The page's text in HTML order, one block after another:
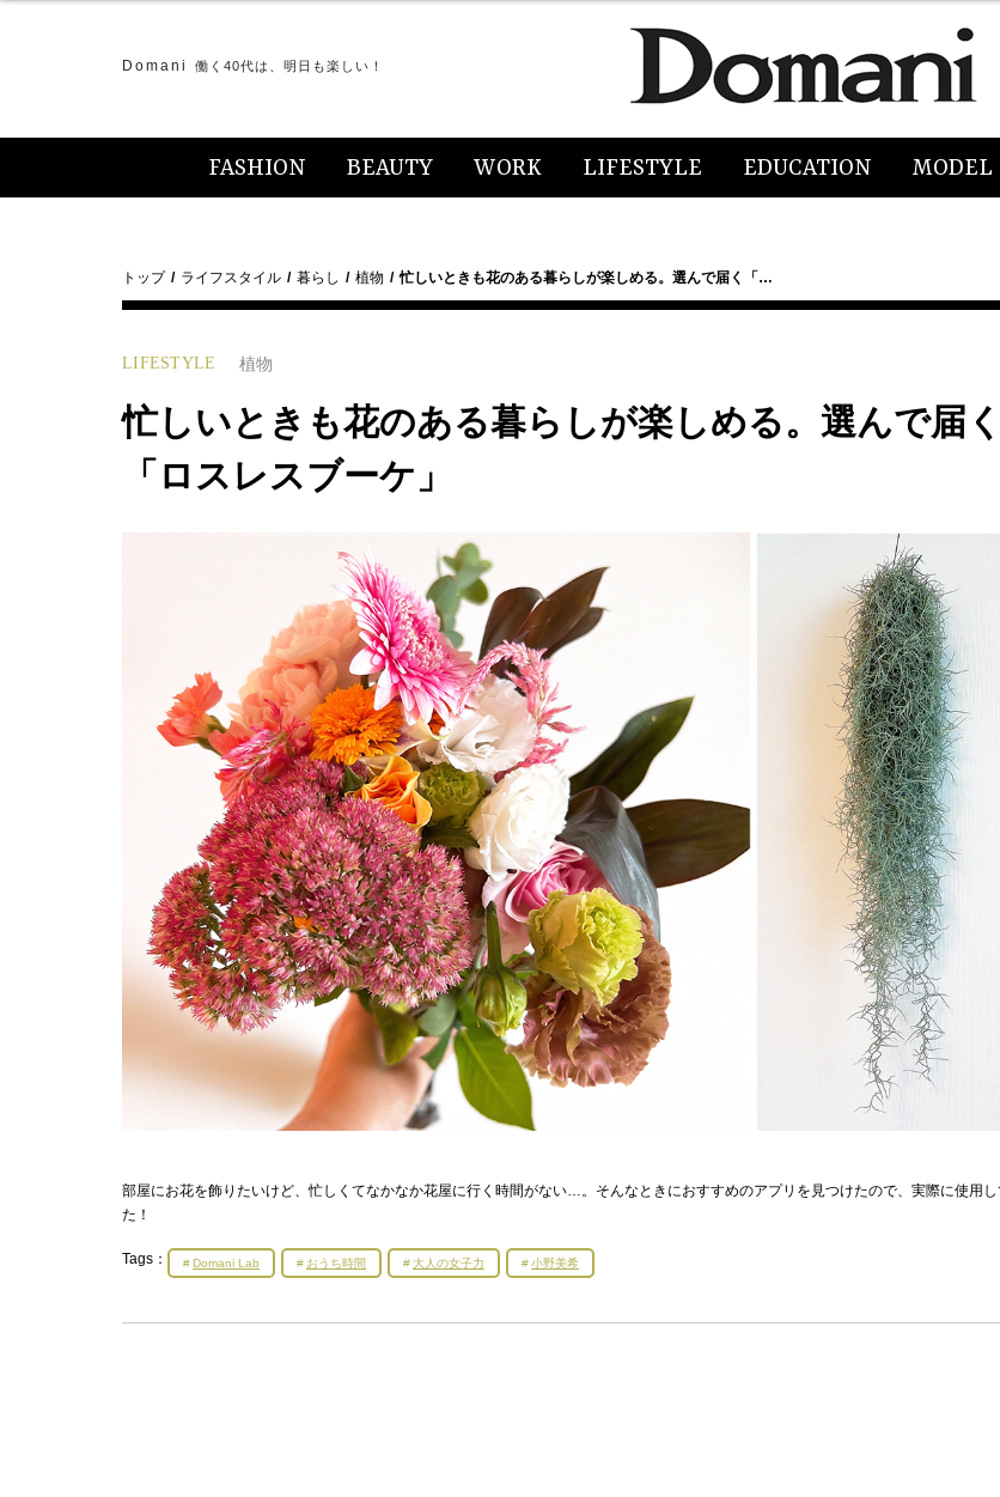
Domani 働く40代は、明日も楽しい！
FASHION BEAUTY WORK LIFESTYLE EDUCATION MODEL
トップ ライフスタイル 暮らし 植物 忙しいときも花のある暮らしが楽しめる。選んで届く「…
LIFESTYLE 植物
忙しいときも花のある暮らしが楽しめる。選んで届く
「ロスレスブーケ」
部屋にお花を飾りたいけど、忙しくてなかなか花屋に行く時間がない…。そんなときにおすすめのアプリを見つけたので、実際に使用し
た！
Tags： Domani Lab おうち時間 大人の女子力 小野美希